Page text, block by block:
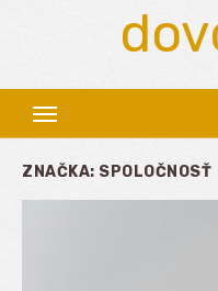
ZNAČKA: SPOLOČNOSŤ